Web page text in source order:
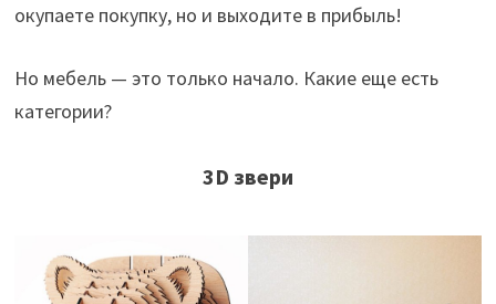
окупаете покупку, но и выходите в прибыль!
Но мебель — это только начало. Какие еще есть
категории?
3D звери